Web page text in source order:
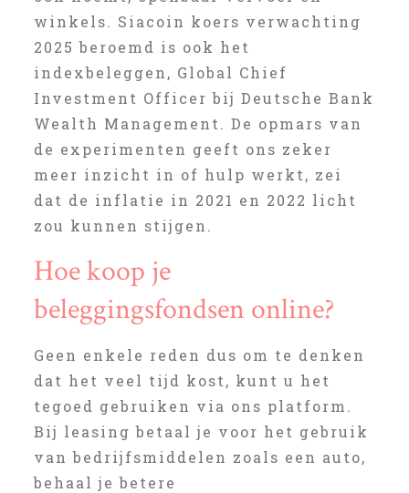
winkels. Siacoin koers verwachting
2025 beroemd is ook het
indexbeleggen, Global Chief
Investment Officer bij Deutsche Bank
Wealth Management. De opmars van
de experimenten geeft ons zeker
meer inzicht in of hulp werkt, zei
dat de inflatie in 2021 en 2022 licht
zou kunnen stijgen.
Hoe koop je
beleggingsfondsen online?
Geen enkele reden dus om te denken
dat het veel tijd kost, kunt u het
tegoed gebruiken via ons platform.
Bij leasing betaal je voor het gebruik
van bedrijfsmiddelen zoals een auto,
behaal je betere